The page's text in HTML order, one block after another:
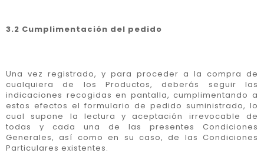
3.2 Cumplimentación del pedido
Una vez registrado, y para proceder a la compra de
cualquiera de los Productos, deberás seguir las
indicaciones recogidas en pantalla, cumplimentando a
estos efectos el formulario de pedido suministrado, lo
cual supone la lectura y aceptación irrevocable de
todas y cada una de las presentes Condiciones
Generales, así como en su caso, de las Condiciones
Particulares existentes.